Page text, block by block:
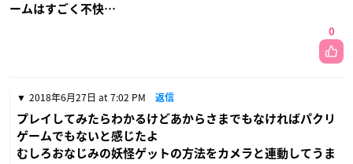
ームはすごく不快…
0
2018年6月27日 at 7:02 PM 返信
プレイしてみたらわかるけどあからさまでもなければパクリ
ゲームでもないと感じたよ
むしろおなじみの妖怪ゲットの方法をカメラと連動してうま